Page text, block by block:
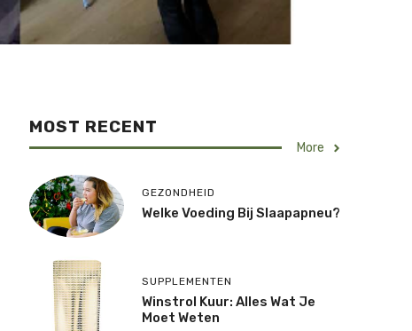
MOST RECENT
More
GEZONDHEID
Welke Voeding Bij Slaapapneu?
SUPPLEMENTEN
Winstrol Kuur: Alles Wat Je
Moet Weten